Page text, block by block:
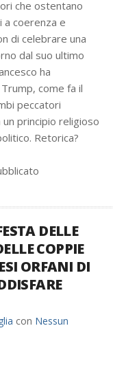
che ostentano
a coerenza e
di celebrare una
dal suo ultimo
ha
come fa il
peccatori
un principio religioso
Retorica?
DELLE
COPPIE
ORFANI DI
con Nessun